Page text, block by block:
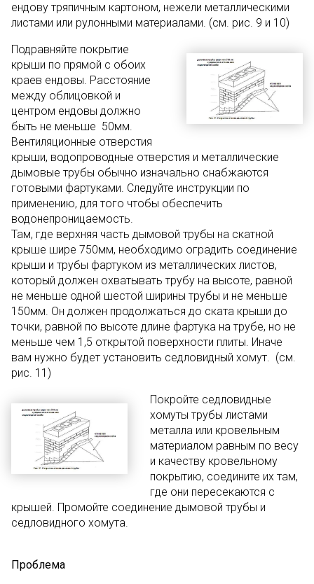
ендову тряпичным картоном, нежели металлическими
листами или рулонными материалами. (см. рис. 9 и 10)
Подравняйте покрытие
крыши по прямой с обоих
краев ендовы. Расстояние
между облицовкой и
центром ендовы должно
быть не меньше 50мм.
Вентиляционные отверстия
крыши, водопроводные отверстия и металлические
дымовые трубы обычно изначально снабжаются
готовыми фартуками. Следуйте инструкции по
применению, для того чтобы обеспечить
водонепроницаемость.
Там, где верхняя часть дымовой трубы на скатной
крыше шире 750мм, необходимо оградить соединение
крыши и трубы фартуком из металлических листов,
который должен охватывать трубу на высоте, равной
не меньше одной шестой ширины трубы и не меньше
150мм. Он должен продолжаться до ската крыши до
точки, равной по высоте длине фартука на трубе, но не
меньше чем 1,5 открытой поверхности плиты. Иначе
вам нужно будет установить седловидный хомут. (см.
рис. 11)
Покройте седловидные
хомуты трубы листами
металла или кровельным
материалом равным по весу
и качеству кровельному
покрытию, соедините их там,
где они пересекаются с
крышей. Промойте соединение дымовой трубы и
седловидного хомута.
Проблема